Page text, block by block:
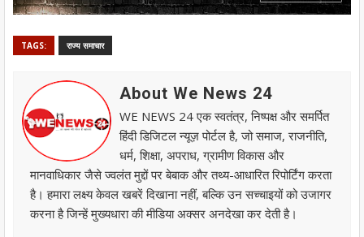
TAGS: राज्य समाचार
About We News 24
WE NEWS 24 एक स्वतंत्र, निष्पक्ष और समर्पित
हिंदी डिजिटल न्यूज़ पोर्टल है, जो समाज, राजनीति,
धर्म, शिक्षा, अपराध, ग्रामीण विकास और
मानवाधिकार जैसे ज्वलंत मुद्दों पर बेबाक और तथ्य-आधारित रिपोर्टिंग करता
है। हमारा लक्ष्य केवल खबरें दिखाना नहीं, बल्कि उन सच्चाइयों को उजागर
करना है जिन्हें मुख्यधारा की मीडिया अक्सर अनदेखा कर देती है।